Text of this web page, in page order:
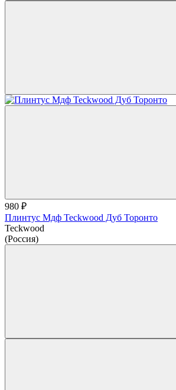
980 ₽
Плинтус Мдф Teckwood Дуб Торонто
Teckwood
(Россия)